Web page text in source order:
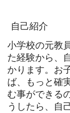
自己紹介
小学校の元教
た経験から、
かります。お
ば、もっと確
む事ができる
うしたら、自